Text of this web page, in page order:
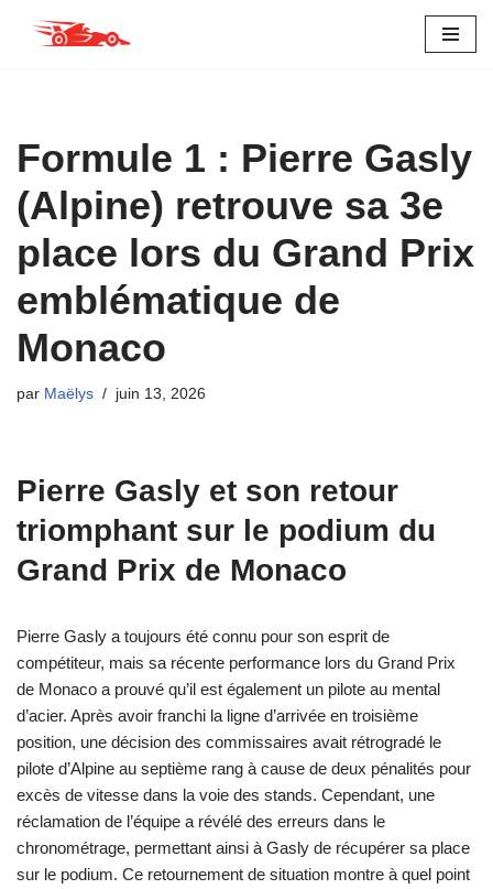
Formule 1 : Pierre Gasly
(Alpine) retrouve sa 3e
place lors du Grand Prix
emblématique de
Monaco
par Maëlys juin 13, 2026
Pierre Gasly et son retour
triomphant sur le podium du
Grand Prix de Monaco
Pierre Gasly a toujours été connu pour son esprit de
compétiteur, mais sa récente performance lors du Grand Prix
de Monaco a prouvé qu’il est également un pilote au mental
d’acier. Après avoir franchi la ligne d’arrivée en troisième
position, une décision des commissaires avait rétrogradé le
pilote d’Alpine au septième rang à cause de deux pénalités pour
excès de vitesse dans la voie des stands. Cependant, une
réclamation de l’équipe a révélé des erreurs dans le
chronométrage, permettant ainsi à Gasly de récupérer sa place
sur le podium. Ce retournement de situation montre à quel point